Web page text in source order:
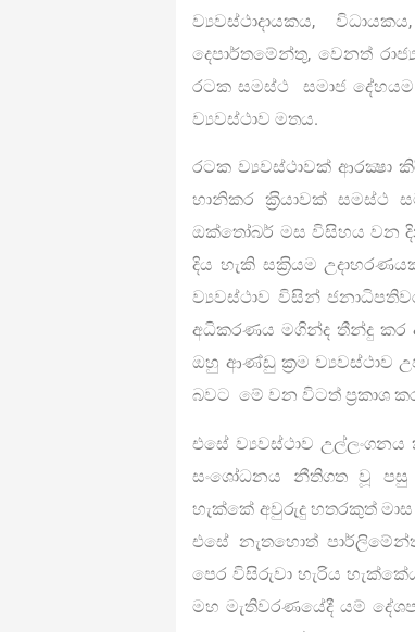
ව්‍යවස්ථාදායකය,
දෙපාර්තමේන්තු, වෙනත්
රටක සමස්ථ සමාජ
ව්‍යවස්ථාව මතය.
රටක ව්‍යවස්ථාවක් ආරක්‍ෂා
හානිකර ක‍්‍රියාවක් සමස්ථ
ඔක්තෝබර් මස විසිහය වන
දිය හැකි සක‍්‍රියම
ව්‍යවස්ථාව විසින්
අධිකරණය මගින්ද තීන්දු කර
ඔහු ආණ්ඩු ක‍්‍රම ව්‍යවස්ථාව
බවට මේ වන විටත් ප‍්‍රකාශ
එසේ ව්‍යවස්ථාව
සංශෝධනය නීතිගත වූ පසු
හැක්කේ අවුරුදු හතරකුත්
එසේ නැතහොත්
පෙර විසිරුවා හැරිය
මහ මැතිවරණයේදී යම්